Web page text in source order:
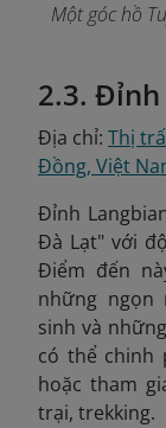
Một góc hồ
2.3.
Địa chỉ:Thị
Đồng, Việt
Đỉnh
Đà Lạt" với
Điểm đến
những ngọn
sinh và
có thể chinh
hoặc tham
trại, trekking.